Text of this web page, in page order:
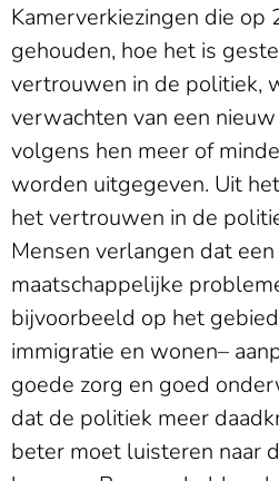
Kamerverkiezingen die
gehouden, hoe het is
vertrouwen in de politiek,
verwachten van een
volgens hen meer of
worden uitgegeven. Uit
het vertrouwen in de
Mensen verlangen dat
maatschappelijke
bijvoorbeeld op het
immigratie en wonen–
goede zorg en goed
dat de politiek meer
beter moet luisteren naar